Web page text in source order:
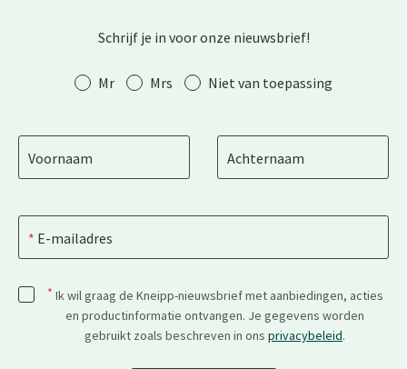
Schrijf je in voor onze nieuwsbrief!
Aanhef Mr Mrs Niet van toepassing
Voornaam Achternaam
E-mailadres
* Ik wil graag de Kneipp-nieuwsbrief met aanbiedingen, acties
en productinformatie ontvangen. Je gegevens worden
gebruikt zoals beschreven in ons privacybeleid.